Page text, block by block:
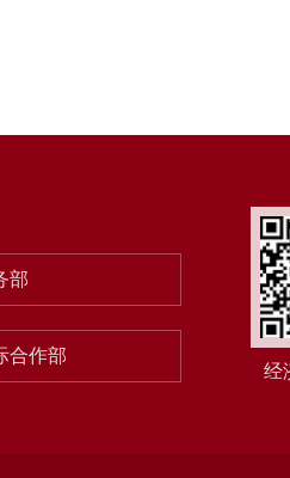
部
合作部
经